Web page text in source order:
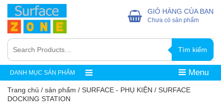
Tìm kiếm
GIỎ HÀNG CỦA BẠN
Chưa có sản phẩm
DANH MỤC SẢN PHẨM Menu
Trang chủ / sản phẩm / SURFACE - PHỤ KIỆN / SURFACE
DOCKING STATION